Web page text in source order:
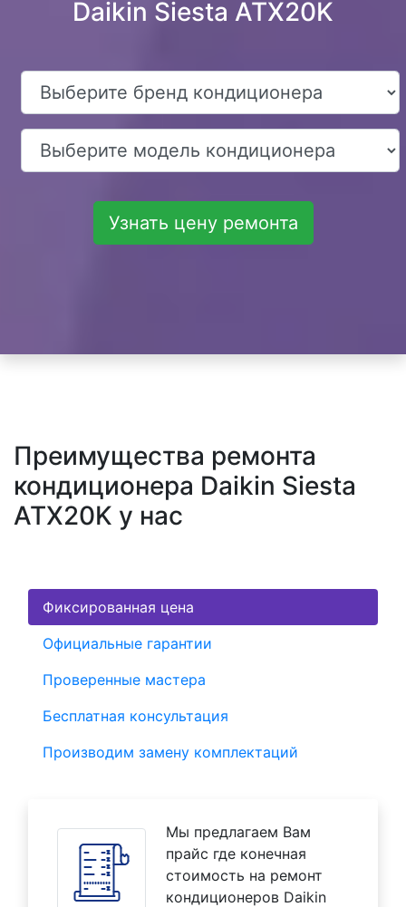
Daikin Siesta ATX20K
Узнать цену ремонта
Преимущества ремонта
кондиционера Daikin Siesta
ATX20K у нас
Фиксированная цена
Официальные гарантии
Проверенные мастера
Бесплатная консультация
Производим замену комплектаций
Мы предлагаем Вам
прайс где конечная
стоимость на ремонт
кондиционеров Daikin